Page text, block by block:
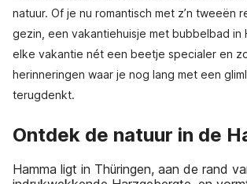
natuur. Of je nu romantisch met z’n tweeën
gezin, een vakantiehuisje met bubbelbad in
elke vakantie nét een beetje specialer en
herinneringen waar je nog lang met een
terugdenkt.
Ontdek de natuur in de
Hamma ligt in Thüringen, aan de rand